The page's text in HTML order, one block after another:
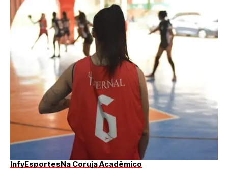
InfyEsportesNa Coruja Acadêmico